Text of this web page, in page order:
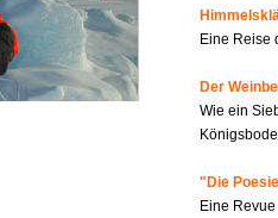
Eine Reise
Der
Wie ein
"Die
Eine